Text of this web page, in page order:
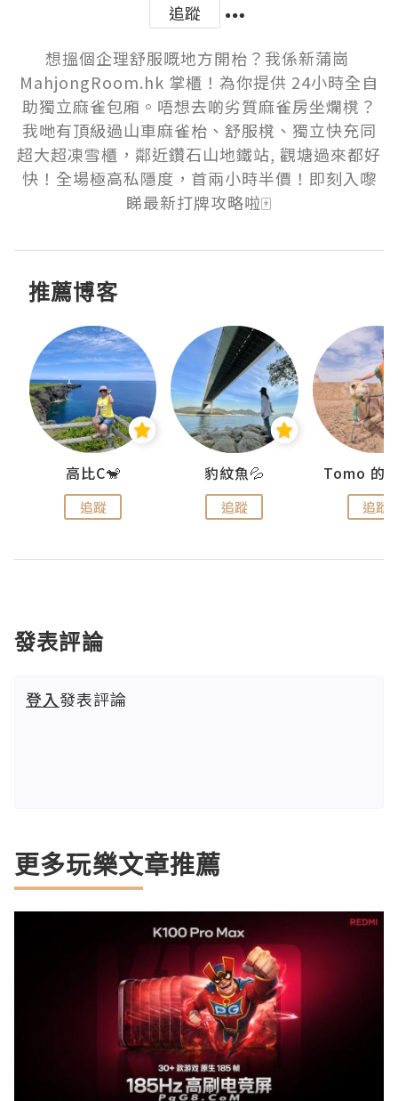
追蹤
想搵個企理舒服嘅地方開枱？我係新蒲崗
MahjongRoom.hk 掌櫃！為你提供 24小時全自
助獨立麻雀包廂。唔想去啲劣質麻雀房坐爛櫈？
我哋有頂級過山車麻雀枱、舒服櫈、獨立快充同
超大超凍雪櫃，鄰近鑽石山地鐵站, 觀塘過來都好
快！全場極高私隱度，首兩小時半價！即刻入嚟
睇最新打牌攻略啦🀄
推薦博客
高比C🐒
追蹤
豹紋魚💦
追蹤 追蹤
發表評論
登入發表評論
更多玩樂文章推薦